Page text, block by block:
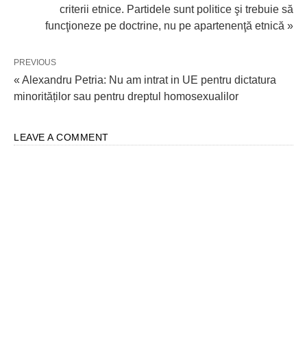
criterii etnice. Partidele sunt politice şi trebuie să
funcţioneze pe doctrine, nu pe apartenenţă etnică »
PREVIOUS
« Alexandru Petria: Nu am intrat in UE pentru dictatura
minorităților sau pentru dreptul homosexualilor
LEAVE A COMMENT